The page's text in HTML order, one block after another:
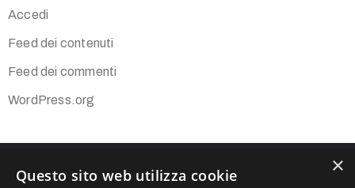
Accedi
Feed dei contenuti
Feed dei commenti
WordPress.org
×
Questo sito web utilizza cookie